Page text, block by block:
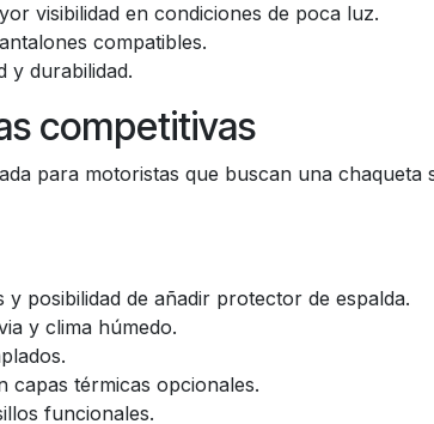
visibilidad en condiciones de poca luz.
compatibles.
durabilidad.
competitivas
para motoristas que buscan una chaqueta
posibilidad de añadir protector de espalda.
y clima húmedo.